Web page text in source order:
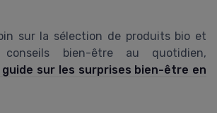
sur la sélection de produits bio et
bien-être au quotidien,
sur les surprises bien-être en